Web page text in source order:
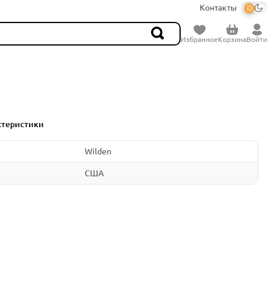
Контакты
ИзбранноеКорзинаВойти
Wilden
США